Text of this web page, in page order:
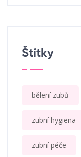
Štítky
bělení zubů
zubní hygiena
zubní péče